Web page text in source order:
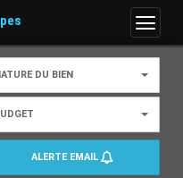
Menu
DU BIEN
ALERTE EMAIL